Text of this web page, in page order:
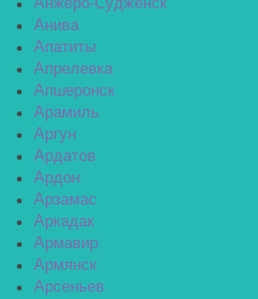
Анжеро-Судженск
Анива
Апатиты
Апрелевка
Апшеронск
Арамиль
Аргун
Ардатов
Ардон
Арзамас
Аркадак
Армавир
Армянск
Арсеньев